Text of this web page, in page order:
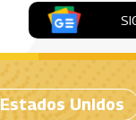
Estados Unidos